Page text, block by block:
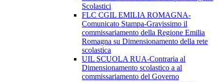
Scolastici
FLC CGIL EMILIA ROMAGNA-
Comunicato Stampa-Gravissimo il
commissariamento della Regione Emilia
Romagna su Dimensionamento della rete
scolastica
UIL SCUOLA RUA-Contraria al
Dimensionamento scolastico a al
commissariamento del Governo